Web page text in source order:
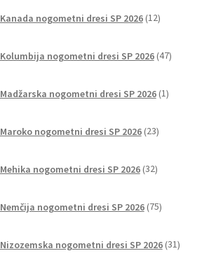
Kanada nogometni dresi SP 2026 12izdelkov
Kolumbija nogometni dresi SP 2026 47izdelkov
Madžarska nogometni dresi SP 2026 1izdelek
Maroko nogometni dresi SP 2026 23izdelkov
Mehika nogometni dresi SP 2026 32izdelkov
Nemčija nogometni dresi SP 2026 75izdelkov
Nizozemska nogometni dresi SP 2026 31izdelkov